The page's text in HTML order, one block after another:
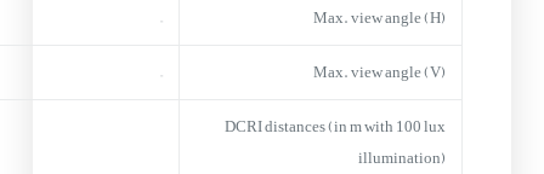
Max. view angle (H)
–
Max. view angle (V)
–
DCRI distances (in m with 100 lux
illumination)